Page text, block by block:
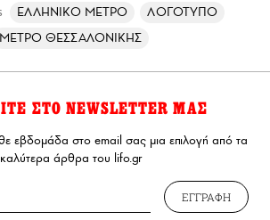
ΕΛΛΗΝΙΚΟ ΜΕΤΡΟ
ΛΟΓΟΤΥΠΟ
ΜΕΤΡΟ ΘΕΣΣΑΛΟΝΙΚΗΣ
ΣΤΟ NEWSLETTER ΜΑΣ
εβδομάδα στο email σας μια επιλογή από τα
καλύτερα άρθρα του lifo.gr
ΕΓΓΡΑΦΗ